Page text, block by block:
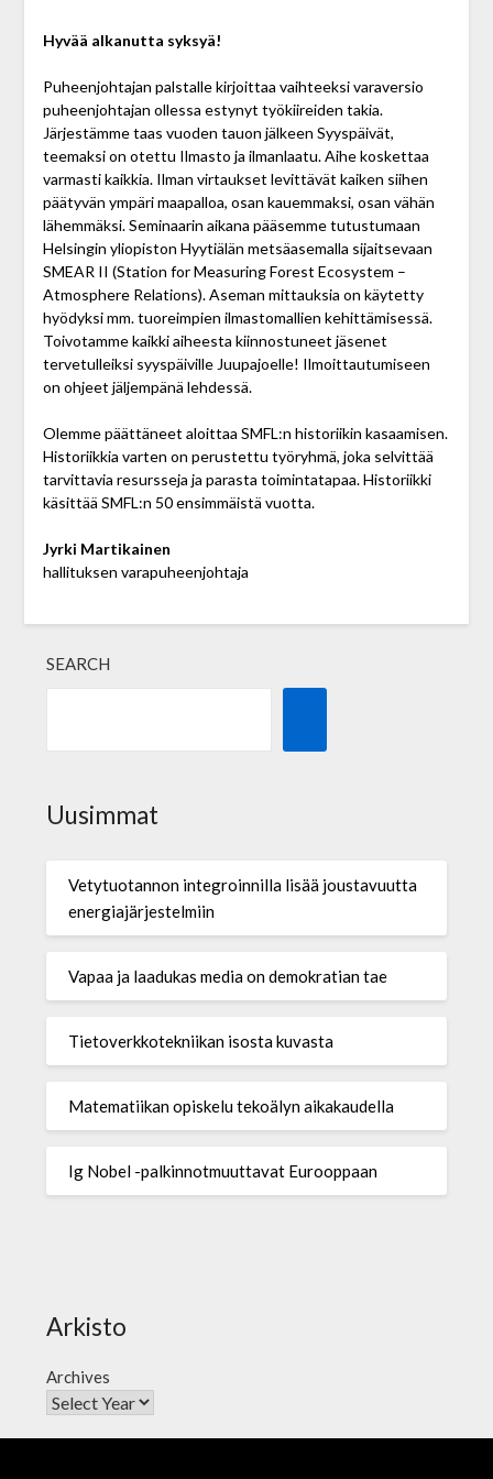
Hyvää alkanutta syksyä!
Puheenjohtajan palstalle kirjoittaa vaihteeksi varaversio
puheenjohtajan ollessa estynyt työkiireiden takia.
Järjestämme taas vuoden tauon jälkeen Syyspäivät,
teemaksi on otettu Ilmasto ja ilmanlaatu. Aihe koskettaa
varmasti kaikkia. Ilman virtaukset levittävät kaiken siihen
päätyvän ympäri maapalloa, osan kauemmaksi, osan vähän
lähemmäksi. Seminaarin aikana pääsemme tutustumaan
Helsingin yliopiston Hyytiälän metsäasemalla sijaitsevaan
SMEAR II (Station for Measuring Forest Ecosystem –
Atmosphere Relations). Aseman mittauksia on käytetty
hyödyksi mm. tuoreimpien ilmastomallien kehittämisessä.
Toivotamme kaikki aiheesta kiinnostuneet jäsenet
tervetulleiksi syyspäiville Juupajoelle! Ilmoittautumiseen
on ohjeet jäljempänä lehdessä.
Olemme päättäneet aloittaa SMFL:n historiikin kasaamisen.
Historiikkia varten on perustettu työryhmä, joka selvittää
tarvittavia resursseja ja parasta toimintatapaa. Historiikki
käsittää SMFL:n 50 ensimmäistä vuotta.
Jyrki Martikainen
hallituksen varapuheenjohtaja
SEARCH
Uusimmat
Vetytuotannon integroinnilla lisää joustavuutta
energiajärjestelmiin
Vapaa ja laadukas media on demokratian tae
Tietoverkkotekniikan isosta kuvasta
Matematiikan opiskelu tekoälyn aikakaudella
Ig Nobel -palkinnotmuuttavat Eurooppaan
Arkisto
Archives